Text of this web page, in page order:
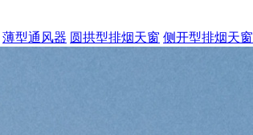
薄型通风器 圆拱型排烟天窗 侧开型排烟天窗